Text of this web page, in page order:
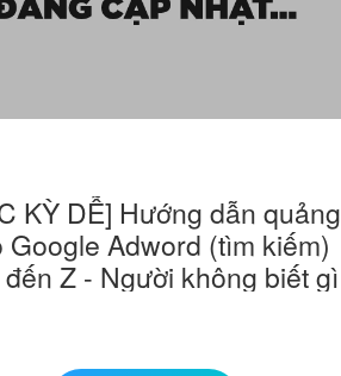
KỲ DỄ] Hướng dẫn quảng
Google Adword (tìm kiếm)
Z - Người không biết gì